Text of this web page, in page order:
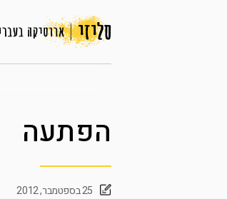
הפתעה
25 בספטמבר, 2012